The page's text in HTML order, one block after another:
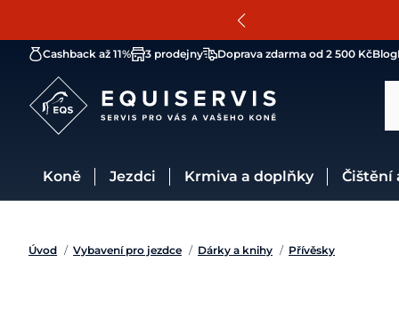
Cashback až 11% 3 prodejny Doprava zdarma od 2 500 KčBlog
Koně Jezdci Krmiva a doplňky
Úvod / Vybavení pro jezdce / Dárky a knihy / Přívěsky